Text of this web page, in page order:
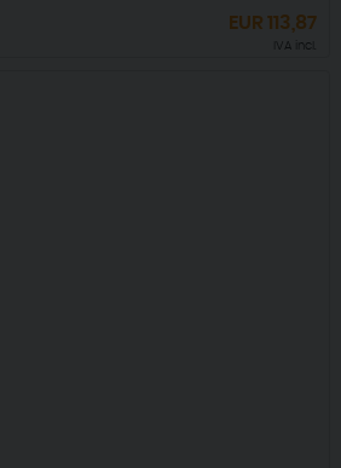
EUR113,87
IVA incl.